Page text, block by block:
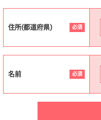
住所(都道府県) 必須
名前 必須